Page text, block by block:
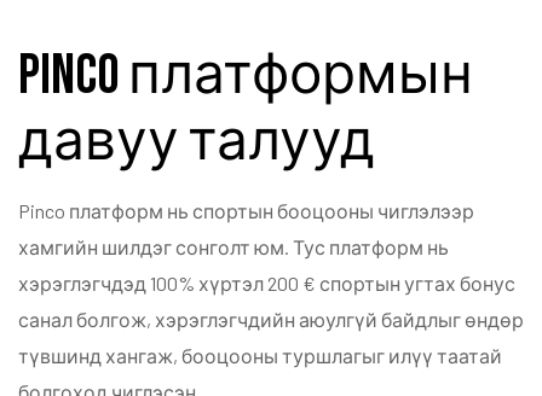
Pinco платформын
давуу талууд
Pinco платформ нь спортын бооцооны чиглэлээр
хамгийн шилдэг сонголт юм. Тус платформ нь
хэрэглэгчдэд 100% хүртэл 200 € спортын угтах бонус
санал болгож, хэрэглэгчдийн аюулгүй байдлыг өндөр
түвшинд хангаж, бооцооны туршлагыг илүү таатай